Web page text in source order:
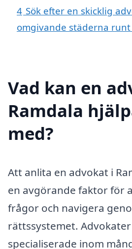
4 Sök efter en skicklig
omgivande städerna runt
Vad kan en
Ramdala
med?
Att anlita en advokat i
en avgörande faktor för
frågor och navigera
rättssystemet.
specialiserade inom